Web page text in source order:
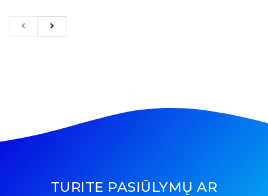
TURITE PASIŪLYMŲ AR